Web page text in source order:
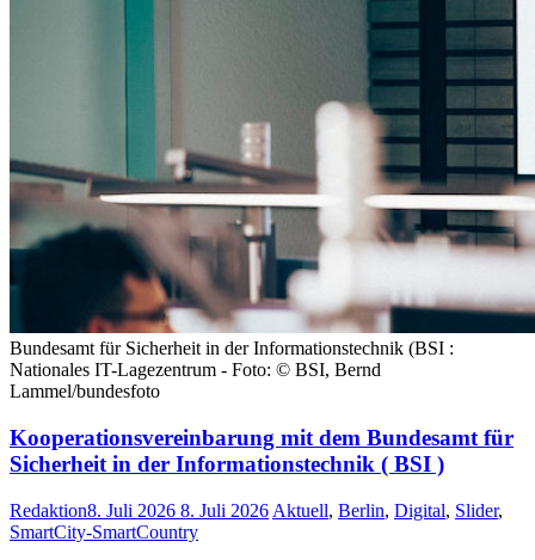
Bundesamt für Sicherheit in der Informationstechnik (BSI :
Nationales IT-Lagezentrum - Foto: © BSI, Bernd
Lammel/bundesfoto
Kooperationsvereinbarung mit dem Bundesamt für
Sicherheit in der Informationstechnik ( BSI )
Redaktion8. Juli 2026 8. Juli 2026 Aktuell, Berlin, Digital, Slider,
SmartCity-SmartCountry